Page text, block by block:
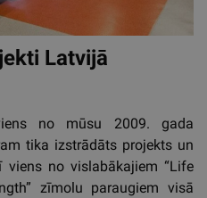
Latvijā
no mūsu 2009. gada
tika izstrādāts projekts un
no vislabākajiem “Life
zīmolu paraugiem visā